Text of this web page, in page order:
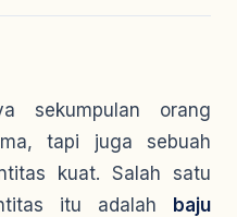
sekumpulan orang
tapi juga sebuah
kuat. Salah satu
itu adalah
baju